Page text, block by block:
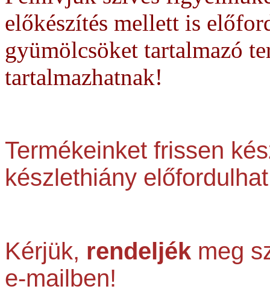
előkészítés mellett is
gyümölcsöket tartalmazó
tartalmazhatnak!
Termékeinket frissen
készlethiány
Kérjük, rendeljék meg
e-mailben!